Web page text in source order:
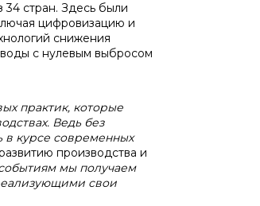
34 стран. Здесь были
цифровизацию и
снижения
с нулевым выбросом
практик, которые
Ведь без
в курсе современных
производства и
мы получаем
свои